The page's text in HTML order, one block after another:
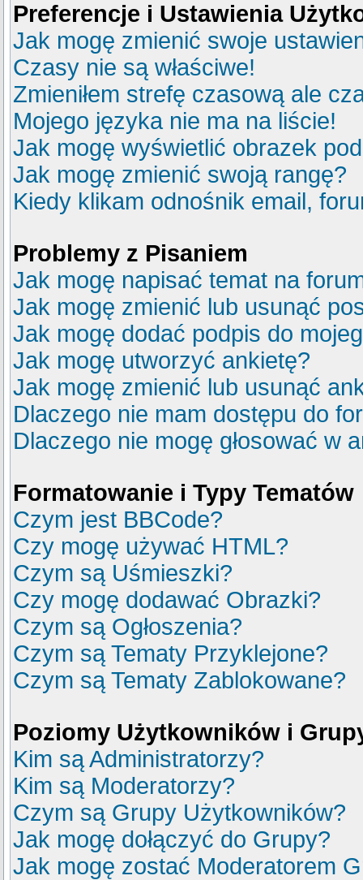
Preferencje i Ustawienia
Jak mogę zmienić swoje
Czasy nie są właściwe!
Zmieniłem strefę czasową ale
Mojego języka nie ma na liście!
Jak mogę wyświetlić obrazek
Jak mogę zmienić swoją rangę?
Kiedy klikam odnośnik email,
Problemy z Pisaniem
Jak mogę napisać temat na
Jak mogę zmienić lub usunąć
Jak mogę dodać podpis do
Jak mogę utworzyć ankietę?
Jak mogę zmienić lub usunąć
Dlaczego nie mam dostępu do
Dlaczego nie mogę głosować w
Formatowanie i Typy Tematów
Czym jest BBCode?
Czy mogę używać HTML?
Czym są Uśmieszki?
Czy mogę dodawać Obrazki?
Czym są Ogłoszenia?
Czym są Tematy Przyklejone?
Czym są Tematy Zablokowane?
Poziomy Użytkowników i
Kim są Administratorzy?
Kim są Moderatorzy?
Czym są Grupy Użytkowników?
Jak mogę dołączyć do Grupy?
Jak mogę zostać Moderatorem